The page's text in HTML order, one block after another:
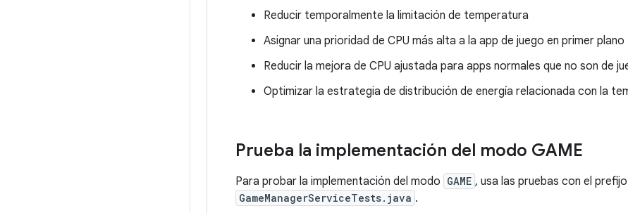
Reducir temporalmente la limitación de temperatura
Asignar una prioridad de CPU más alta a la app de juego en primer plano
Reducir la mejora de CPU ajustada para apps normales que no son de
Optimizar la estrategia de distribución de energía relacionada con la
Prueba la implementación del modo GAME
Para probar la implementación del modo GAME , usa las pruebas con el prefijo
GameManagerServiceTests.java .